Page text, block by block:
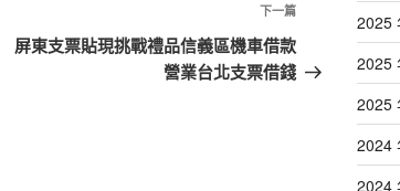
下
一
篇
下一篇
屏東支票貼現挑戰禮品信義區機車借款
營業台北支票借錢
2025
2025
2025
2024
2024